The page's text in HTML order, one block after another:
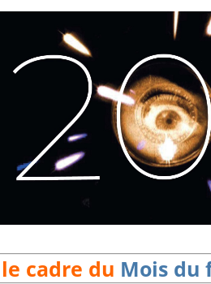
cadre du Mois du